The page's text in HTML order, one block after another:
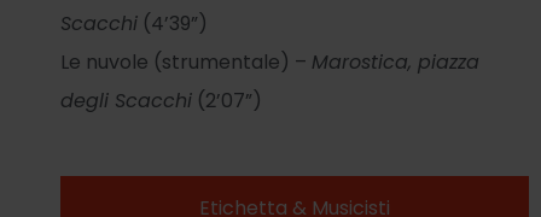
Scacchi (4’39”)
Le nuvole (strumentale) – Marostica, piazza
degli Scacchi (2’07”)
Etichetta & Musicisti